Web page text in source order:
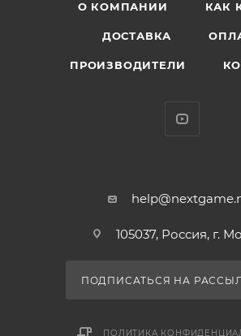
О КОМПАНИИ КАК
ДОСТАВКА
ПРОИЗВОДИТЕЛИ
105037, Россия, г.
ПОДПИСАТЬСЯ НА
ПОЛИТИКА